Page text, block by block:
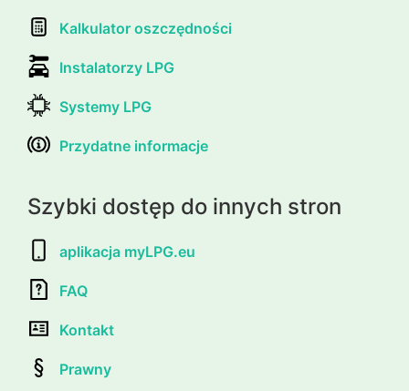
Kalkulator oszczędności
Instalatorzy LPG
Systemy LPG
Przydatne informacje
Szybki dostęp do innych stron
aplikacja myLPG.eu
FAQ
Kontakt
Prawny